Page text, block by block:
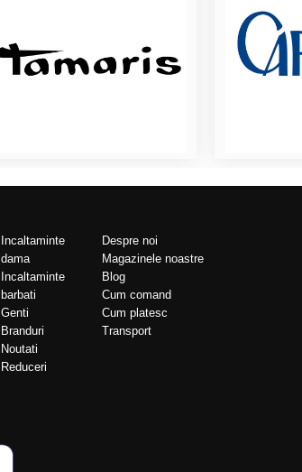
Incaltaminte
dama
Incaltaminte
barbati
Genti
Branduri
Noutati
Reduceri
Despre noi
Magazinele noastre
Blog
Cum comand
Cum platesc
Transport